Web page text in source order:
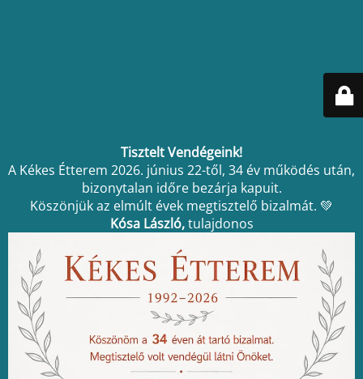
Tisztelt Vendégeink!
A Kékes Étterem 2026. június 22-től, 34 év működés után,
bizonytalan időre bezárja kapuit.
Köszönjük az elmúlt évek megtisztelő bizalmát. 💚
Kósa László,tulajdonos